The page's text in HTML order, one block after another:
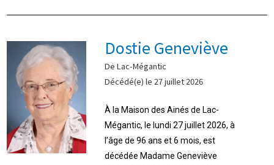
Dostie Geneviève
De Lac-Mégantic
Décédé(e) le 27 juillet 2026
À la Maison des Ainés de Lac-
Mégantic, le lundi 27 juillet 2026, à
l’âge de 96 ans et 6 mois, est
décédée Madame Geneviève